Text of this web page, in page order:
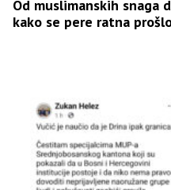
Od muslimanskih snaga
kako se pere ratna